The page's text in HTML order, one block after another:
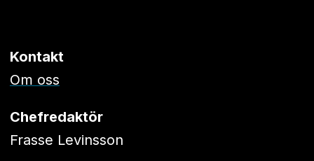
Kontakt
Om oss
Chefredaktör
Frasse Levinsson